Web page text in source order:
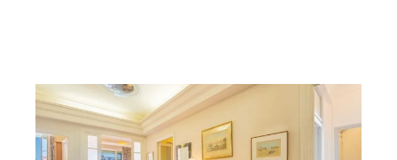
NICE 06
102,60 m2 , 4 pièces
Ref : 602